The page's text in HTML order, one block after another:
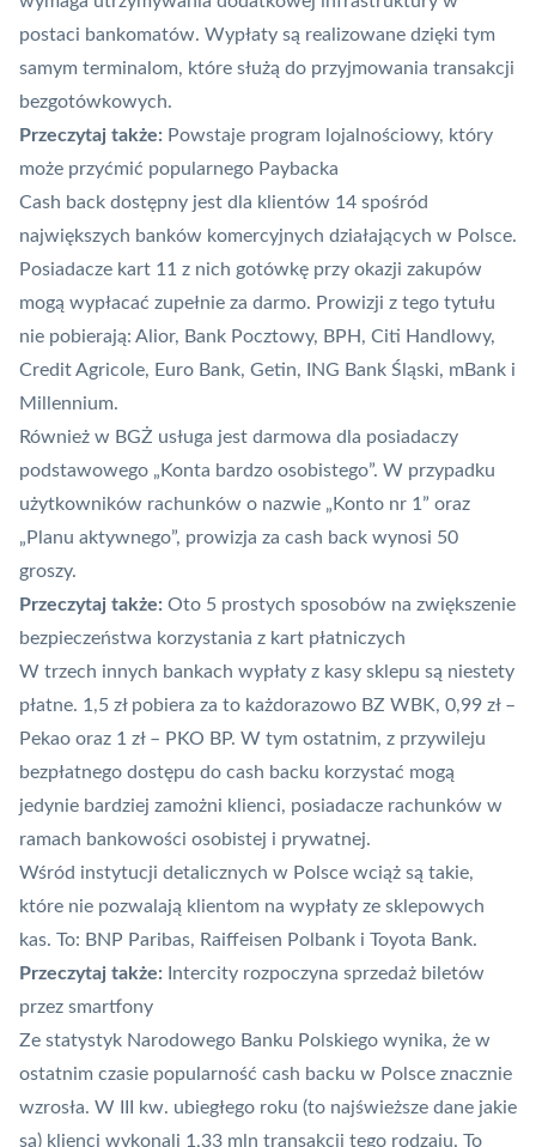
postaci bankomatów. Wypłaty są realizowane dzięki tym
samym terminalom, które służą do przyjmowania transakcji
bezgotówkowych.
Przeczytaj także: Powstaje program lojalnościowy, który
może przyćmić popularnego Paybacka
Cash back dostępny jest dla klientów 14 spośród
największych banków komercyjnych działających w Polsce.
Posiadacze kart 11 z nich gotówkę przy okazji zakupów
mogą wypłacać zupełnie za darmo. Prowizji z tego tytułu
nie pobierają: Alior, Bank Pocztowy, BPH, Citi Handlowy,
Credit Agricole, Euro Bank, Getin, ING Bank Śląski, mBank i
Millennium.
Również w BGŻ usługa jest darmowa dla posiadaczy
podstawowego „Konta bardzo osobistego”. W przypadku
użytkowników rachunków o nazwie „Konto nr 1” oraz
„Planu aktywnego”, prowizja za cash back wynosi 50
groszy.
Przeczytaj także: Oto 5 prostych sposobów na zwiększenie
bezpieczeństwa korzystania z kart płatniczych
W trzech innych bankach wypłaty z kasy sklepu są niestety
płatne. 1,5 zł pobiera za to każdorazowo BZ WBK, 0,99 zł –
Pekao oraz 1 zł – PKO BP. W tym ostatnim, z przywileju
bezpłatnego dostępu do cash backu korzystać mogą
jedynie bardziej zamożni klienci, posiadacze rachunków w
ramach bankowości osobistej i prywatnej.
Wśród instytucji detalicznych w Polsce wciąż są takie,
które nie pozwalają klientom na wypłaty ze sklepowych
kas. To: BNP Paribas, Raiffeisen Polbank i Toyota Bank.
Przeczytaj także:
Intercity rozpoczyna sprzedaż biletów
przez smartfony
Ze statystyk Narodowego Banku Polskiego wynika, że w
ostatnim czasie popularność cash backu w Polsce znacznie
wzrosła. W III kw. ubiegłego roku (to najświeższe dane jakie
są) klienci wykonali 1,33 mln transakcji tego rodzaju. To